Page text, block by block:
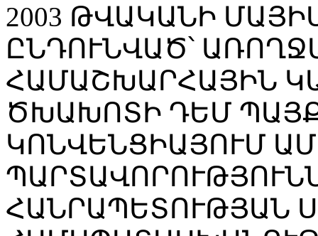
2003 ԹՎԱԿԱՆԻ
ԸՆԴՈՒՆՎԱԾ՝
ՀԱՄԱՇԽԱՐՀԱՅԻՆ
ԾԽԱԽՈՏԻ ԴԵՄ
ԿՈՆՎԵՆՑԻԱՅՈՒՄ
ՀԱՆՐԱՊԵՏՈՒԹՅԱՆ